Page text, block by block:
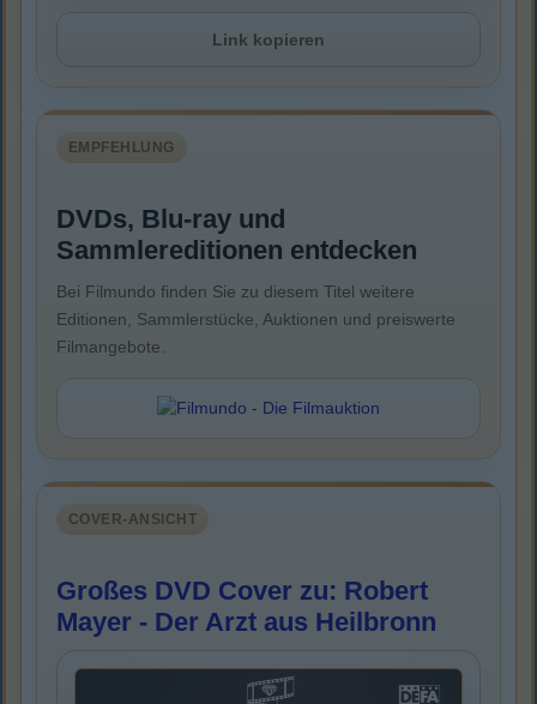
Link kopieren
EMPFEHLUNG
DVDs, Blu-ray und
Sammlereditionen entdecken
Bei Filmundo finden Sie zu diesem Titel weitere
Editionen, Sammlerstücke, Auktionen und preiswerte
Filmangebote.
COVER-ANSICHT
Großes DVD Cover zu: Robert
Mayer - Der Arzt aus Heilbronn